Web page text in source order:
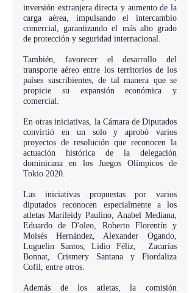
inversión extranjera directa y aumento de la
carga aérea, impulsando el intercambio
comercial, garantizando el más alto grado
de protección y seguridad internacional.
También, favorecer el desarrollo del
transporte aéreo entre los territorios de los
países suscribientes, de tal manera que se
propicie su expansión económica y
comercial.
En otras iniciativas, la Cámara de Diputados
convirtió en un solo y aprobó varios
proyectos de resolución que reconocen la
actuación histórica de la delegación
dominicana en los Juegos Olímpicos de
Tokio 2020.
Las iniciativas propuestas por varios
diputados reconocen especialmente a los
atletas Marileidy Paulino, Anabel Mediana,
Eduardo de D'oleo, Roberto Florentín y
Moisés Hernández, Alexander Ogando,
Luguelin Santos, Lidio Féliz,  Zacarías
Bonnat, Crismery Santana y Fiordaliza
Cofil, entre otros.
Además de los atletas, la comisión